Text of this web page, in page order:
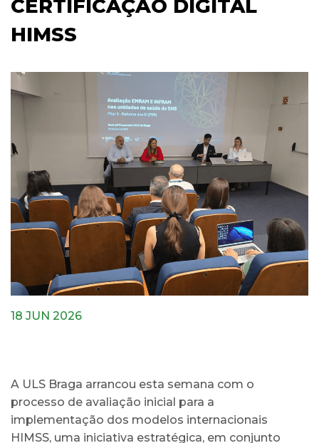
CERTIFICAÇÃO DIGITAL
HIMSS
18 JUN 2026
A ULS Braga arrancou esta semana com o
processo de avaliação inicial para a
implementação dos modelos internacionais
HIMSS, uma iniciativa estratégica, em conjunto